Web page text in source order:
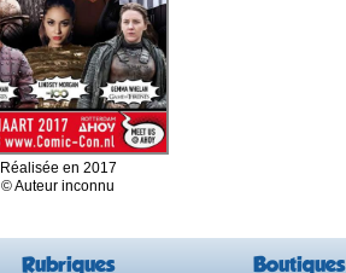
Réalisée en 2017
© Auteur inconnu
Rubriques Boutiques